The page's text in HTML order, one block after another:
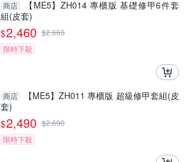
商店
【ME5】ZH014 專櫃版 基礎修甲6件套
組(皮套)
$2,460 $2,660
限時下殺
商店
【ME5】ZH011 專櫃版 超級修甲套組(皮
套)
$2,490 $2,690
限時下殺